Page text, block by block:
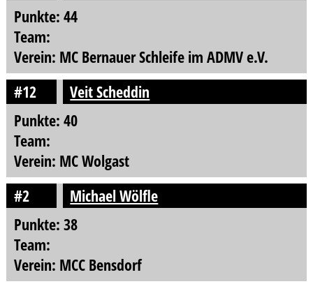
Punkte: 44
Team:
Verein: MC Bernauer Schleife im ADMV e.V.
#12
Veit Scheddin
Punkte: 40
Team:
Verein: MC Wolgast
#2
Michael Wölfle
Punkte: 38
Team:
Verein: MCC Bensdorf